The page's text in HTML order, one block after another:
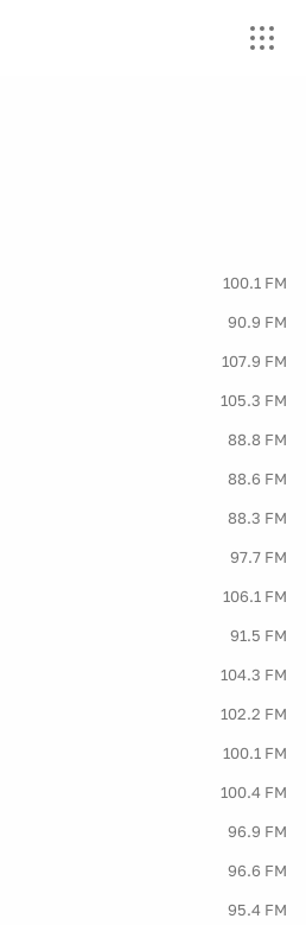
100.1 FM
90.9 FM
107.9 FM
105.3 FM
88.8 FM
88.6 FM
88.3 FM
97.7 FM
106.1 FM
91.5 FM
104.3 FM
102.2 FM
100.1 FM
100.4 FM
96.9 FM
96.6 FM
95.4 FM